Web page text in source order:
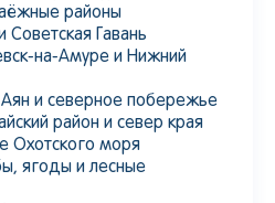
районы
Советская Гавань
на-Амуре и Нижний
Аян и северное побережье
район и север края
Охотского моря
ягоды и лесные